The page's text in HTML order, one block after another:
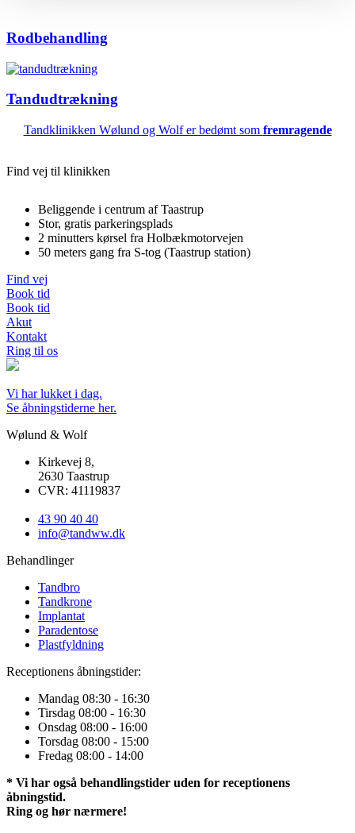
Rodbehandling
Tandudtrækning
Tandklinikken Wølund og Wolf er bedømt som fremragende
Find vej til klinikken
Beliggende i centrum af Taastrup
Stor, gratis parkeringsplads
2 minutters kørsel fra Holbækmotorvejen
50 meters gang fra S-tog (Taastrup station)
Find vej
Book tid
Book tid
Akut
Kontakt
Ring til os
Vi har lukket i dag.
Se åbningstiderne her.
Wølund & Wolf
Kirkevej 8,
2630 Taastrup
CVR: 41119837
43 90 40 40
info@tandww.dk
Behandlinger
Tandbro
Tandkrone
Implantat
Paradentose
Plastfyldning
Receptionens åbningstider:
Mandag 08:30 - 16:30
Tirsdag 08:00 - 16:30
Onsdag 08:00 - 16:00
Torsdag 08:00 - 15:00
Fredag 08:00 - 14:00
* Vi har også behandlingstider uden for receptionens
åbningstid.
Ring og hør nærmere!